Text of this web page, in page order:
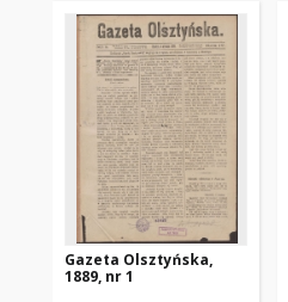
Gazeta Olsztyńska,
1889, nr 1